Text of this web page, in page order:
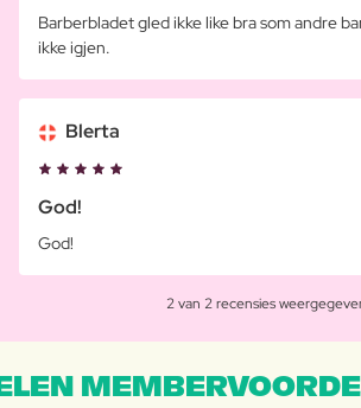
Barberbladet gled ikke like bra som andre
ikke igjen.
Blerta
God!
God!
2 van 2 recensies